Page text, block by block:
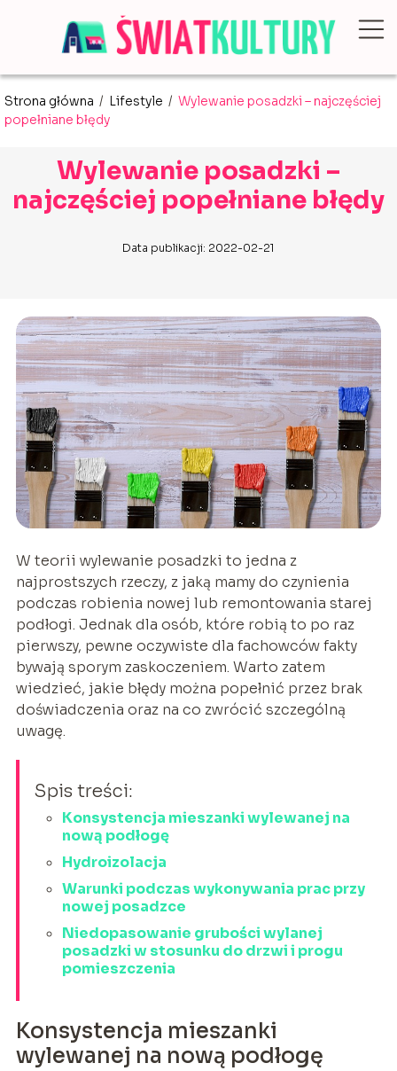
Strona główna / Lifestyle / Wylewanie posadzki – najczęściej
popełniane błędy
Wylewanie posadzki –
najczęściej popełniane błędy
Data publikacji: 2022-02-21
W teorii wylewanie posadzki to jedna z
najprostszych rzeczy, z jaką mamy do czynienia
podczas robienia nowej lub remontowania starej
podłogi. Jednak dla osób, które robią to po raz
pierwszy, pewne oczywiste dla fachowców fakty
bywają sporym zaskoczeniem. Warto zatem
wiedzieć, jakie błędy można popełnić przez brak
doświadczenia oraz na co zwrócić szczególną
uwagę.
Spis treści:
Konsystencja mieszanki wylewanej na
nową podłogę
Hydroizolacja
Warunki podczas wykonywania prac przy
nowej posadzce
Niedopasowanie grubości wylanej
posadzki w stosunku do drzwi i progu
pomieszczenia
Konsystencja mieszanki
wylewanej na nową podłogę